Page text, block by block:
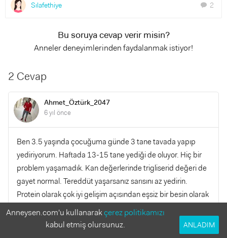
Sılafethiye chat 2
Bu soruya cevap verir misin?
Anneler deneyimlerinden faydalanmak istiyor!
2 Cevap
Ahmet_Öztürk_2047
6 yıl önce
Ben 3.5 yaşında çocuğuma günde 3 tane tavada yapıp
yediriyorum. Haftada 13-15 tane yediği de oluyor. Hiç bir
problem yaşamadık. Kan değerlerinde trigliserid değeri de
gayet normal. Tereddüt yaşarsanız sarısını az yedirin.
Protein olarak çok iyi gelişim açısından eşsiz bir besin olarak
yumurtayı ihmal etmeyin. İster bıldırcın ister normal
yumurta.
Anneysen.com'u kullanarakçerez politikamızı
kabul etmiş olursunuz.
ANLADIM